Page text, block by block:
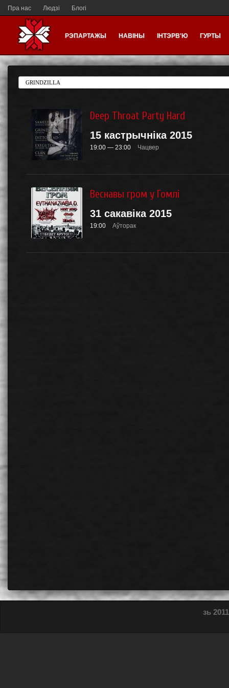
Пра нас Людзі Блогі
РЭПАРТАЖЫ НАВІНЫ ІНТЭРВ'Ю ГУРТЫ
Deep Throat Party Hard
15 кастрычніка 2015
19:00 — 23:00 Чацвер
Веснавы гром у Гомлі
31 сакавіка 2015
19:00 Аўторак
зь 2011